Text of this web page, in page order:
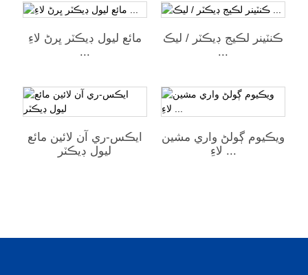
مائع ليول ڊيڪٽر ڀرڻ لاءِ
...
ڪنٽينر لڪيج ڊيڪٽر / ليڪ
...
ايڪس-ري آن لائين مائع
ليول ڊيڪٽر
ويڪيوم ڳولڻ واري مشين
لاءِ ...